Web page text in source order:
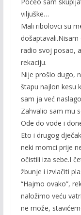
viljuške…
Mali ribolovci su
radio svoj posao,
rekaciju.
Nije prošlo dugo,
štapu najlon kesu
sam ja već
Zahvalio sam mu
Ode do vode i
Eto i drugog
neki momci prije
očistili iza sebe.I
žbunje i izvlačiti
“Hajmo ovako”,
naložimo veću
ne može,